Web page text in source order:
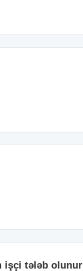
işçi tələb olunur